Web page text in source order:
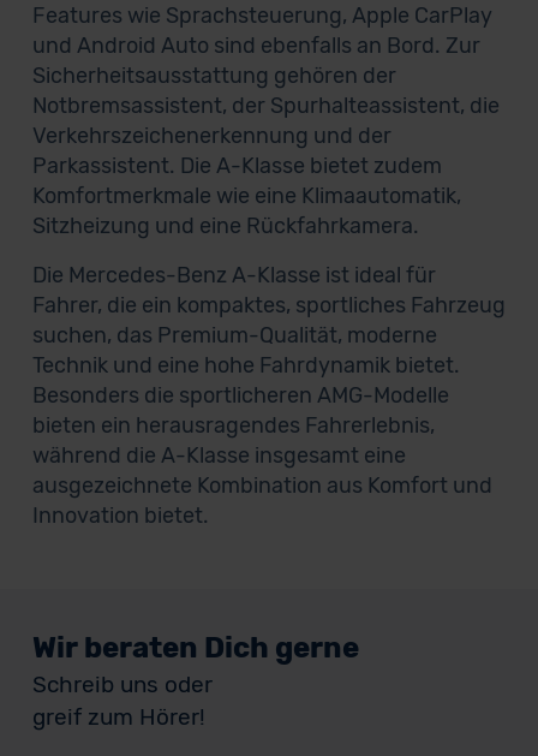
Features wie Sprachsteuerung, Apple CarPlay
und Android Auto sind ebenfalls an Bord. Zur
Sicherheitsausstattung gehören der
Notbremsassistent, der Spurhalteassistent, die
Verkehrszeichenerkennung und der
Parkassistent. Die A-Klasse bietet zudem
Komfortmerkmale wie eine Klimaautomatik,
Sitzheizung und eine Rückfahrkamera.
Die Mercedes-Benz A-Klasse ist ideal für
Fahrer, die ein kompaktes, sportliches Fahrzeug
suchen, das Premium-Qualität, moderne
Technik und eine hohe Fahrdynamik bietet.
Besonders die sportlicheren AMG-Modelle
bieten ein herausragendes Fahrerlebnis,
während die A-Klasse insgesamt eine
ausgezeichnete Kombination aus Komfort und
Innovation bietet.
Wir beraten Dich gerne
Schreib uns oder
greif zum Hörer!